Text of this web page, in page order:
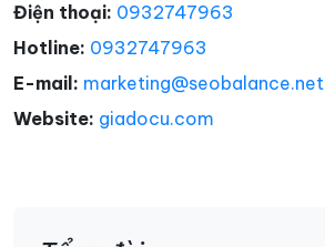
Điện thoại: 0932747963
Hotline: 0932747963
E-mail: marketing@seobalance.net
Website: giadocu.com